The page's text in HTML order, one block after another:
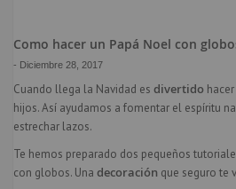
Como hacer un Papá Noel con
- Diciembre 28, 2017
Cuando llega la Navidad es divertido
hijos. Así ayudamos a fomentar el espíritu
estrechar lazos.
Te hemos preparado dos pequeños
con globos. Una decoración que seguro te